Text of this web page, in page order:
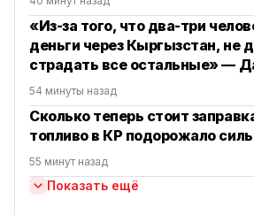
«Из-за того, что два-три
деньги через Кыргызстан, не
страдать все остальные» —
54 минуты назад
Сколько теперь стоит
топливо в КР подорожало
55 минут назад
Показать ещё